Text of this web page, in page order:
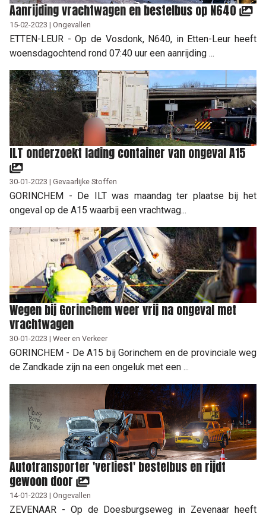
Aanrijding vrachtwagen en bestelbus op N640
15-02-2023 | Ongevallen
ETTEN-LEUR - Op de Vosdonk, N640, in Etten-Leur heeft
woensdagochtend rond 07:40 uur een aanrijding ...
ILT onderzoekt lading container van ongeval A15
30-01-2023 | Gevaarlijke Stoffen
GORINCHEM - De ILT was maandag ter plaatse bij het
ongeval op de A15 waarbij een vrachtwag...
Wegen bij Gorinchem weer vrij na ongeval met
vrachtwagen
30-01-2023 | Weer en Verkeer
GORINCHEM - De A15 bij Gorinchem en de provinciale weg
de Zandkade zijn na een ongeluk met een ...
Autotransporter 'verliest' bestelbus en rijdt
gewoon door
14-01-2023 | Ongevallen
ZEVENAAR - Op de Doesburgseweg in Zevenaar heeft